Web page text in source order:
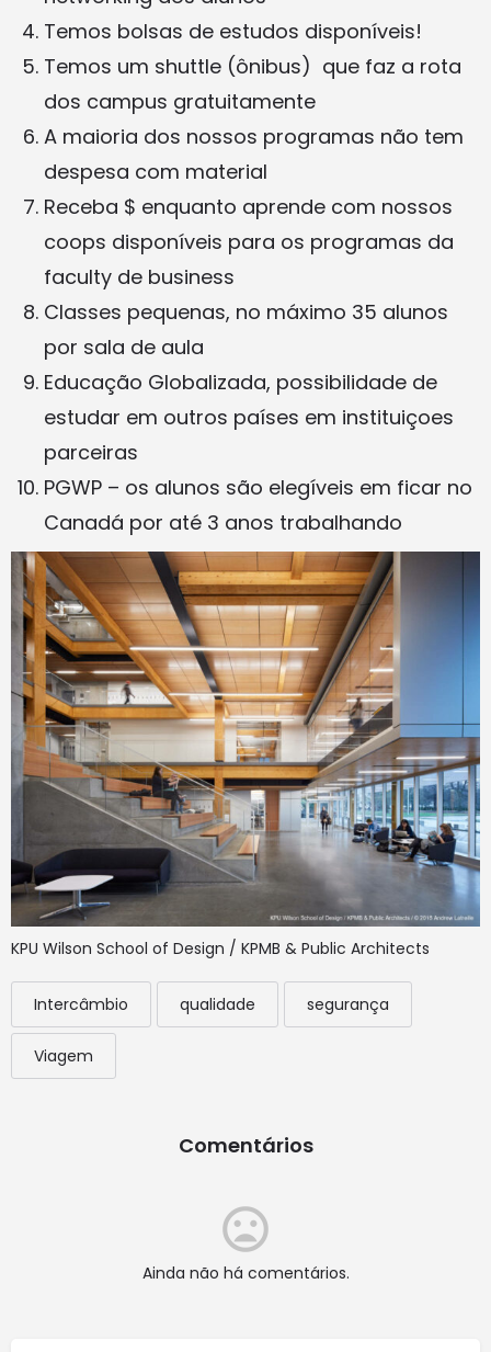
Temos bolsas de estudos disponíveis!
Temos um shuttle (ônibus) que faz a rota
dos campus gratuitamente
A maioria dos nossos programas não tem
despesa com material
Receba $ enquanto aprende com nossos
coops disponíveis para os programas da
faculty de business
Classes pequenas, no máximo 35 alunos
por sala de aula
Educação Globalizada, possibilidade de
estudar em outros países em instituiçoes
parceiras
PGWP – os alunos são elegíveis em ficar no
Canadá por até 3 anos trabalhando
KPU Wilson School of Design / KPMB & Public Architects
Intercâmbio qualidade segurança
Viagem
Comentários
Ainda não há comentários.